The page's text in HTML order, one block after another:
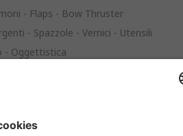
- Flaps - Bow Thruster
- Spazzole - Vernici - Utensili
- Oggettistica